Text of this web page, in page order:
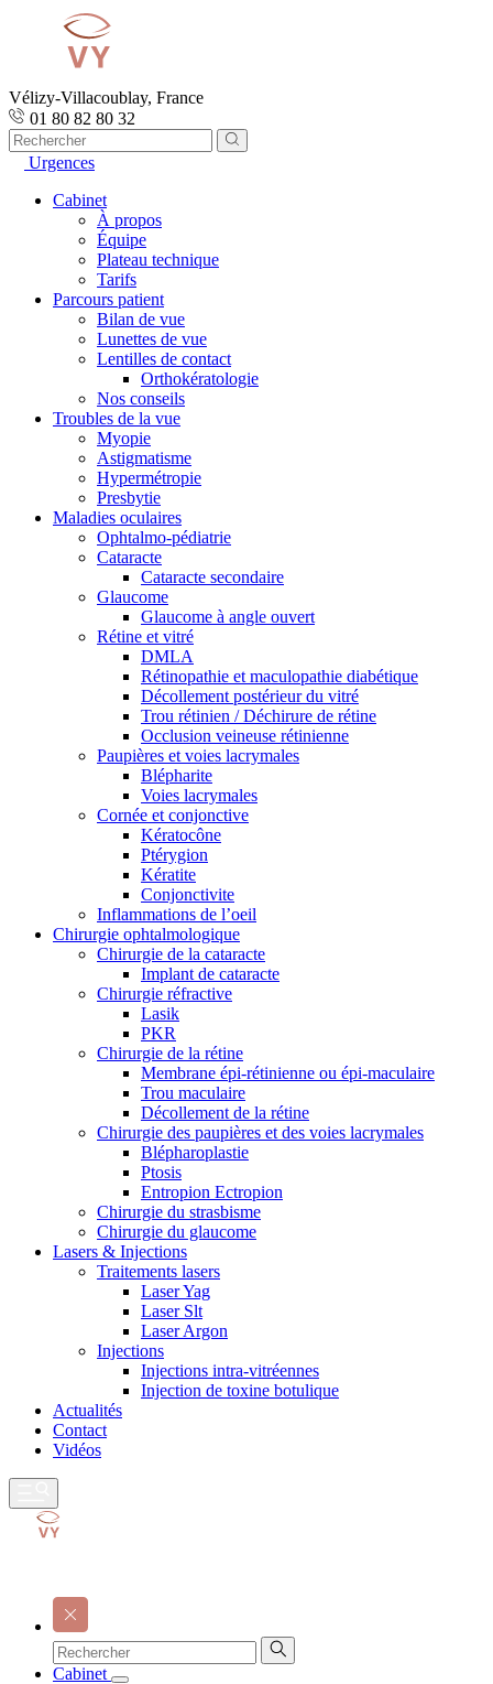
Vélizy-Villacoublay, France
01 80 82 80 32
Urgences
Cabinet
À propos
Équipe
Plateau technique
Tarifs
Parcours patient
Bilan de vue
Lunettes de vue
Lentilles de contact
Orthokératologie
Nos conseils
Troubles de la vue
Myopie
Astigmatisme
Hypermétropie
Presbytie
Maladies oculaires
Ophtalmo-pédiatrie
Cataracte
Cataracte secondaire
Glaucome
Glaucome à angle ouvert
Rétine et vitré
DMLA
Rétinopathie et maculopathie diabétique
Décollement postérieur du vitré
Trou rétinien / Déchirure de rétine
Occlusion veineuse rétinienne
Paupières et voies lacrymales
Blépharite
Voies lacrymales
Cornée et conjonctive
Kératocône
Ptérygion
Kératite
Conjonctivite
Inflammations de l’oeil
Chirurgie ophtalmologique
Chirurgie de la cataracte
Implant de cataracte
Chirurgie réfractive
Lasik
PKR
Chirurgie de la rétine
Membrane épi-rétinienne ou épi-maculaire
Trou maculaire
Décollement de la rétine
Chirurgie des paupières et des voies lacrymales
Blépharoplastie
Ptosis
Entropion Ectropion
Chirurgie du strasbisme
Chirurgie du glaucome
Lasers & Injections
Traitements lasers
Laser Yag
Laser Slt
Laser Argon
Injections
Injections intra-vitréennes
Injection de toxine botulique
Actualités
Contact
Vidéos
Cabinet